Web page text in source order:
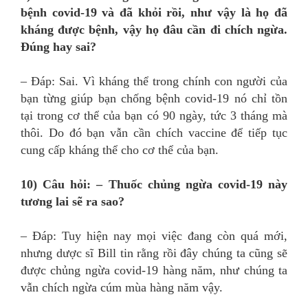
bệnh covid-19 và đã khỏi rồi, như vậy là họ đã
kháng được bệnh, vậy họ đâu cần đi chích ngừa.
Đúng hay sai?
– Đáp: Sai. Vì kháng thể trong chính con người của
bạn từng giúp bạn chống bệnh covid-19 nó chỉ tồn
tại trong cơ thể của bạn có 90 ngày, tức 3 tháng mà
thôi. Do đó bạn vẫn cần chích vaccine để tiếp tục
cung cấp kháng thể cho cơ thể của bạn.
10) Câu hỏi: – Thuốc chủng ngừa covid-19 này
tương lai sẽ ra sao?
– Đáp: Tuy hiện nay mọi việc đang còn quá mới,
nhưng dược sĩ Bill tin rằng rồi đây chúng ta cũng sẽ
được chủng ngừa covid-19 hàng năm, như chúng ta
vẫn chích ngừa cúm mùa hàng năm vậy.